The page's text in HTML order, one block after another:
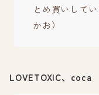
とめ買いして
かお）
LOVETOXIC、coca